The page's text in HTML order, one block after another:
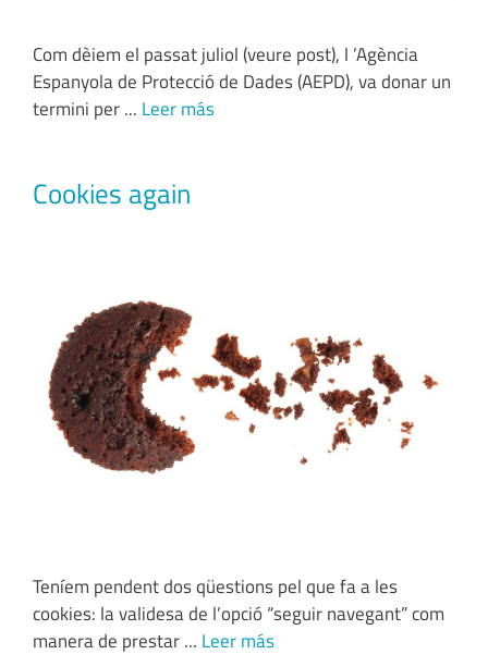
Com dèiem el passat juliol (veure post), l ’Agència
Espanyola de Protecció de Dades (AEPD), va donar un
termini per ... Leer más
Cookies again
Teníem pendent dos qüestions pel que fa a les
cookies: la validesa de l’opció “seguir navegant” com
manera de prestar ... Leer más